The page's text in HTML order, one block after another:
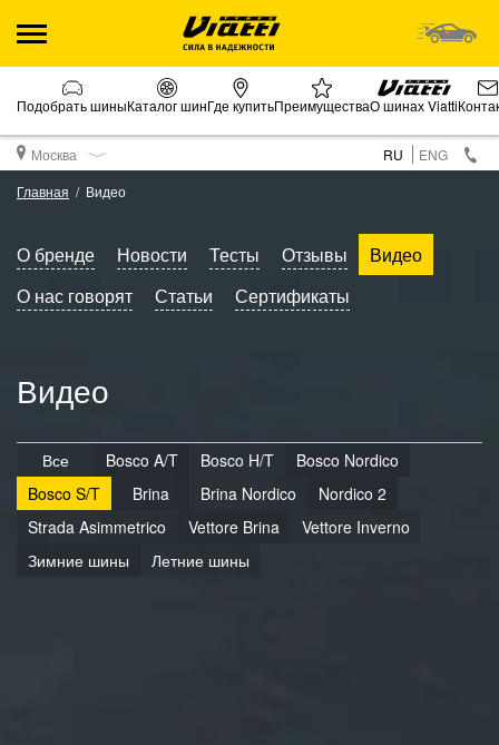
Подобрать шиныКаталог шинГде купитьПреимуществаО шинах Viatti
Москва RU
ENG
Главная
Видео
О бренде Новости Тесты Отзывы
Видео
О нас говорят
Статьи Сертификаты
Видео
Все Bosco A/T Bosco H/T
Bosco Nordico
Bosco S/T
Brina Brina Nordico
Nordico 2
Strada Asimmetrico
Vettore Brina
Vettore Inverno
Зимние шины
Летние шины